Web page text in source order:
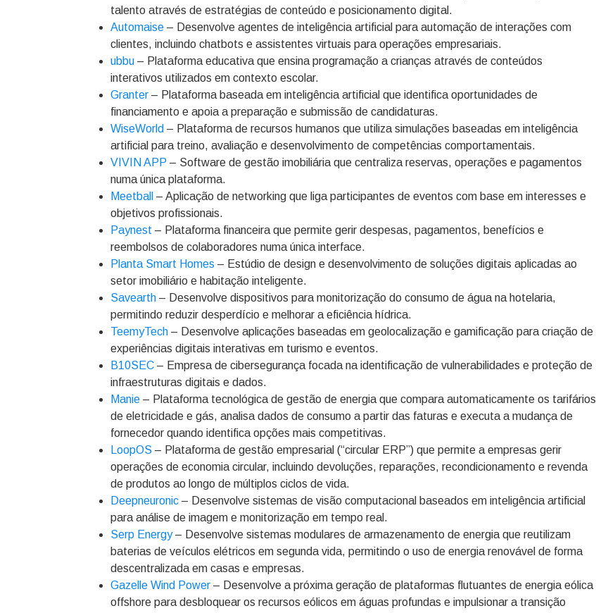
talento através de estratégias de conteúdo e posicionamento digital.
Automaise – Desenvolve agentes de inteligência artificial para automação de interações com
clientes, incluindo chatbots e assistentes virtuais para operações empresariais.
ubbu – Plataforma educativa que ensina programação a crianças através de conteúdos
interativos utilizados em contexto escolar.
Granter – Plataforma baseada em inteligência artificial que identifica oportunidades de
financiamento e apoia a preparação e submissão de candidaturas.
WiseWorld – Plataforma de recursos humanos que utiliza simulações baseadas em inteligência
artificial para treino, avaliação e desenvolvimento de competências comportamentais.
VIVIN APP – Software de gestão imobiliária que centraliza reservas, operações e pagamentos
numa única plataforma.
Meetball – Aplicação de networking que liga participantes de eventos com base em interesses e
objetivos profissionais.
Paynest – Plataforma financeira que permite gerir despesas, pagamentos, benefícios e
reembolsos de colaboradores numa única interface.
Planta Smart Homes – Estúdio de design e desenvolvimento de soluções digitais aplicadas ao
setor imobiliário e habitação inteligente.
Savearth – Desenvolve dispositivos para monitorização do consumo de água na hotelaria,
permitindo reduzir desperdício e melhorar a eficiência hídrica.
TeemyTech – Desenvolve aplicações baseadas em geolocalização e gamificação para criação de
experiências digitais interativas em turismo e eventos.
B10SEC – Empresa de cibersegurança focada na identificação de vulnerabilidades e proteção de
infraestruturas digitais e dados.
Manie – Plataforma tecnológica de gestão de energia que compara automaticamente os tarifários
de eletricidade e gás, analisa dados de consumo a partir das faturas e executa a mudança de
fornecedor quando identifica opções mais competitivas.
LoopOS – Plataforma de gestão empresarial (“circular ERP”) que permite a empresas gerir
operações de economia circular, incluindo devoluções, reparações, recondicionamento e revenda
de produtos ao longo de múltiplos ciclos de vida.
Deepneuronic – Desenvolve sistemas de visão computacional baseados em inteligência artificial
para análise de imagem e monitorização em tempo real.
Serp Energy– Desenvolve sistemas modulares de armazenamento de energia que reutilizam
baterias de veículos elétricos em segunda vida, permitindo o uso de energia renovável de forma
descentralizada em casas e empresas.
Gazelle Wind Power – Desenvolve a próxima geração de plataformas flutuantes de energia eólica
offshore para desbloquear os recursos eólicos em águas profundas e impulsionar a transição